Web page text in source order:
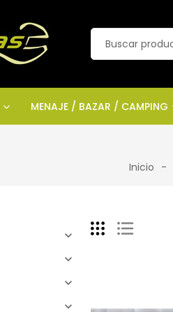
MENAJE / BAZAR / CAMPING
Inicio



